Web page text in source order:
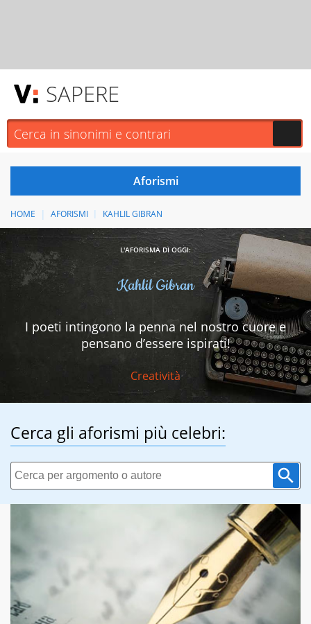
SAPERE
HOME AFORISMI KAHLIL GIBRAN
L'AFORISMA DI OGGI:
Kahlil Gibran
I poeti intingono la penna nel nostro cuore e
pensano d’essere ispirati!
Creatività
Cerca gli aforismi più celebri: